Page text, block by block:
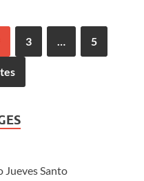
3 5
Jueves Santo